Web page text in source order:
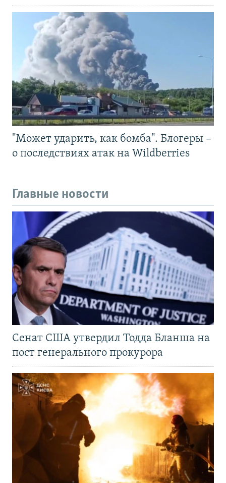
"Может ударить, как бомба". Блогеры –
о последствиях атак на Wildberries
Главные новости
Сенат США утвердил Тодда Бланша на
пост генерального прокурора